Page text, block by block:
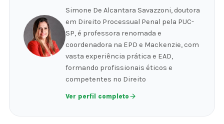
Simone De Alcantara Savazzoni, doutora
em Direito Processual Penal pela PUC-
SP, é professora renomada e
coordenadora na EPD e Mackenzie, com
vasta experiência prática e EAD,
formando profissionais éticos e
competentes no Direito
Ver perfil completo